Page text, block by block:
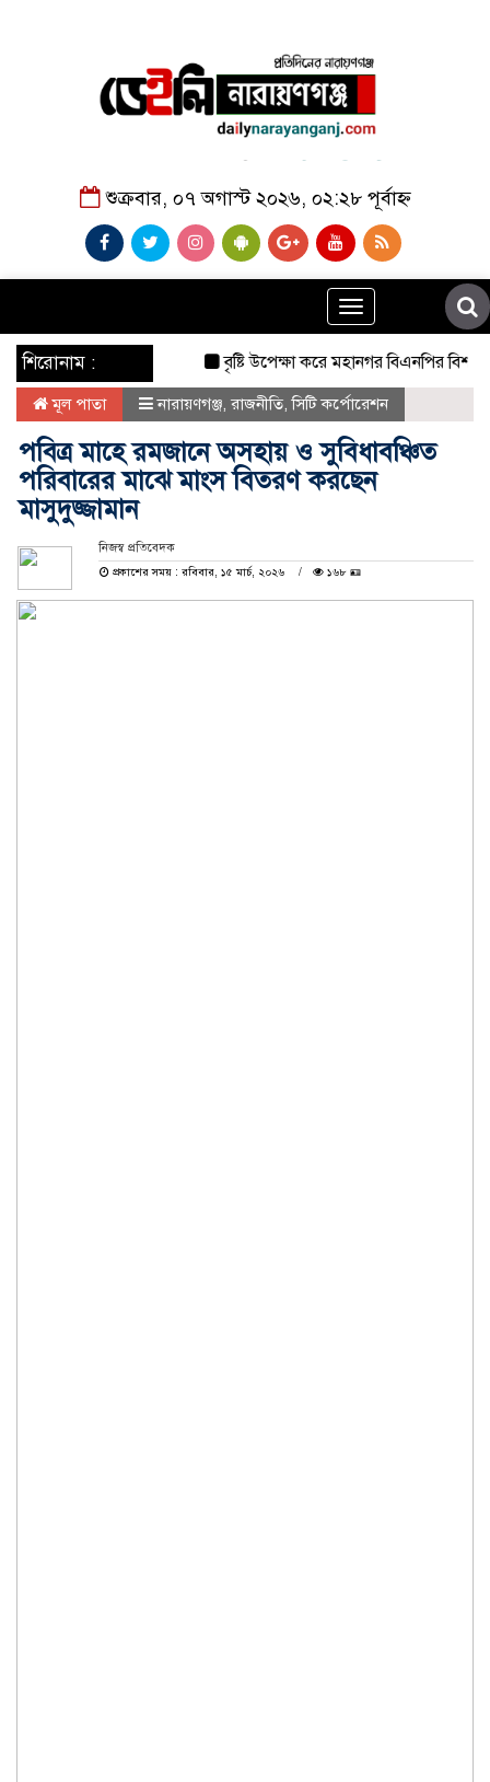
শুক্রবার, ০৭ অগাস্ট ২০২৬, ০২:২৮ পূর্বাহ্ন
Toggle
navigation
শিরোনাম : বৃষ্টি উপেক্ষা করে মহানগর বিএনপির বিশাল
মূল পাতা নারায়ণগঞ্জ, রাজনীতি,সিটি কর্পোরেশন
পবিত্র মাহে রমজানে অসহায় ও সুবিধাবঞ্চিত
পরিবারের মাঝে মাংস বিতরণ করছেন
মাসুদুজ্জামান
নিজস্ব প্রতিবেদক
প্রকাশের সময় : রবিবার, ১৫ মার্চ, ২০২৬
১৬৮ 🪪